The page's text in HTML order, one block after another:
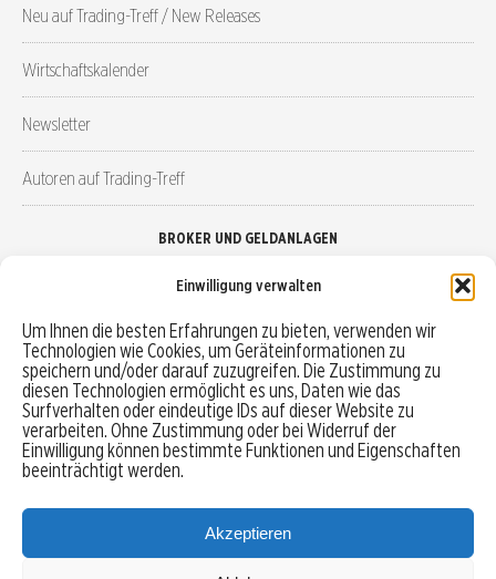
Einwilligung verwalten
Um Ihnen die besten Erfahrungen zu bieten, verwenden wir
Technologien wie Cookies, um Geräteinformationen zu
speichern und/oder darauf zuzugreifen. Die Zustimmung zu
diesen Technologien ermöglicht es uns, Daten wie das
Surfverhalten oder eindeutige IDs auf dieser Website zu
verarbeiten. Ohne Zustimmung oder bei Widerruf der
Einwilligung können bestimmte Funktionen und Eigenschaften
beeinträchtigt werden.
Akzeptieren
Neu auf Trading-Treff / New Releases
Wirtschaftskalender
Newsletter
Autoren auf Trading-Treff
BROKER UND GELDANLAGEN
Robo-Advisor vergleichen
Depotvergleich
Festgeld vergleichen
Tagesgeld vergleichen